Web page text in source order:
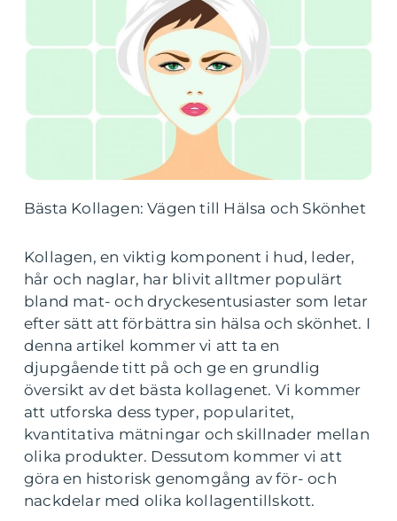
Bästa Kollagen: Vägen till Hälsa och Skönhet
Kollagen, en viktig komponent i hud, leder,
hår och naglar, har blivit alltmer populärt
bland mat- och dryckesentusiaster som letar
efter sätt att förbättra sin hälsa och skönhet. I
denna artikel kommer vi att ta en
djupgående titt på och ge en grundlig
översikt av det bästa kollagenet. Vi kommer
att utforska dess typer, popularitet,
kvantitativa mätningar och skillnader mellan
olika produkter. Dessutom kommer vi att
göra en historisk genomgång av för- och
nackdelar med olika kollagentillskott.